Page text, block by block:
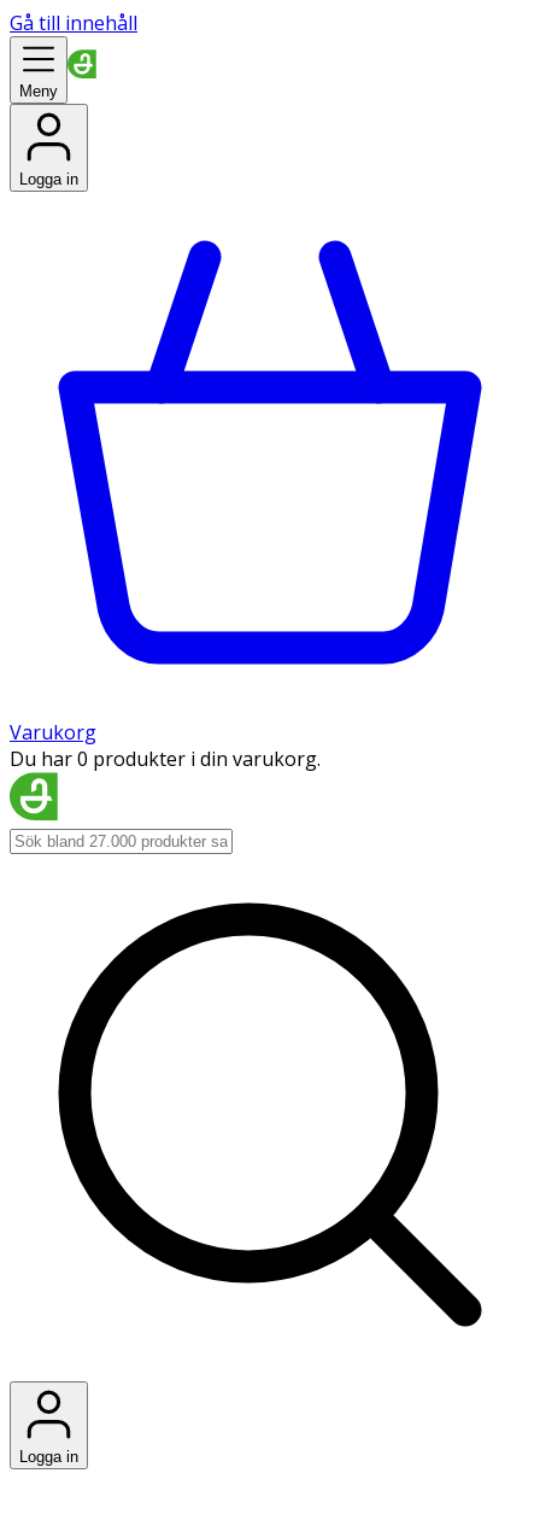
Gå till innehåll
Meny
Logga in
Varukorg
Du har 0 produkter i din varukorg.
Logga in